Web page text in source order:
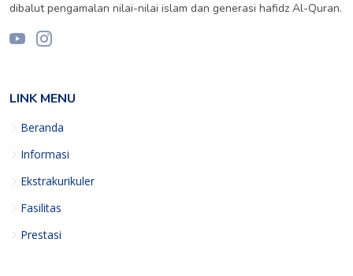
dibalut pengamalan nilai-nilai islam dan generasi hafidz Al-Quran.
LINK MENU
Beranda
Informasi
Ekstrakurikuler
Fasilitas
Prestasi